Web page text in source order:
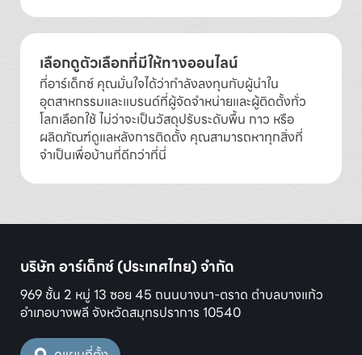
เลือกดูตัวเลือกที่มีให้ทางออนไลน์
ที่อาร์เด็กซ์ คุณมั่นใจได้ว่ากำลังลงทุนกับผู้นำใน
อุตสาหกรรมและแบรนด์ที่ผู้จัดจำหน่ายและผู้ติดตั้งทั่ว
โลกเลือกใช้ ไม่ว่าจะเป็นวัสดุปรับระดับพื้น กาว หรือ
ผลิตภัณฑ์ดูแลหลังการติดตั้ง คุณสามารถหาทุกสิ่งที่
จำเป็นเพื่อบ้านที่ดีกว่าที่นี่
บริษัท อาร์เด็กซ์ (ประเทศไทย) จำกัด
969 ชั้น 2 หมู่ 13 ซอย 45 ถนนบางนา-ตราด ตำบลบางแก้ว
อำเภอบางพลี จังหวัดสมุทรปราการ 10540